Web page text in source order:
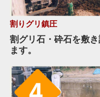
割りグリ鎮圧
割グリ石・砕石を敷
ます。